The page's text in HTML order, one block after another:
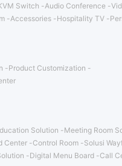
Switch
Audio Conference
Accessories Hospitality TV
Product Customization
Solution
Meeting Room
Center Control Room
Solusi
Digital Menu Board Call